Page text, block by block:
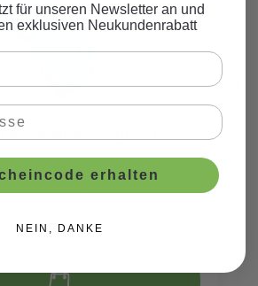
Meerjungfrau
CHF 7.90*
für unseren Newsletter an und
exklusiven Neukundenrabatt
erhalten
NEIN, DANKE